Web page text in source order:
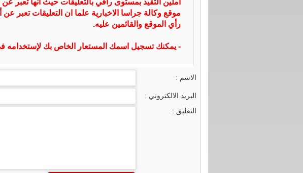
آملين التقيد بمستوى راقي بالتعليقات حيث انها تعبر
موقع وكالة جراسا الاخبارية علما ان التعليقات تعبر
رأي الموقع والقائمين عليه.
- يمكنك تسجيل اسمك المستعار الخاص بك لإستخدامه
الاسم :
البريد الالكتروني :
التعليق :